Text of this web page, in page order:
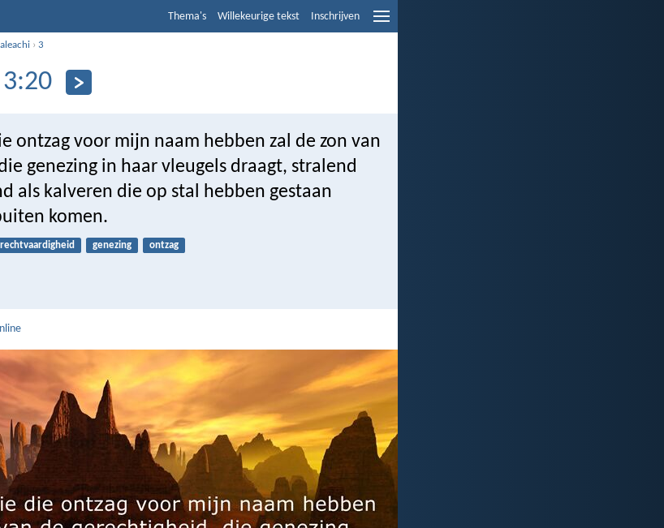
Thema's Willekeurige tekst Inschrijven
›3
ontzag voor mijn naam hebben zal de zon van
genezing in haar vleugels draagt, stralend
als kalveren die op stal hebben gestaan
komen.
rechtvaardigheid genezing ontzag